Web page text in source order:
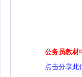
公务员教材
点击分享此